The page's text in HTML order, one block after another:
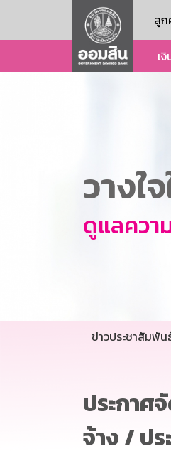
ลู
เ
วางใ
ดูแลคว
ข่าวประชาสัมพัน
ประกาศ
จ้าง / ปร